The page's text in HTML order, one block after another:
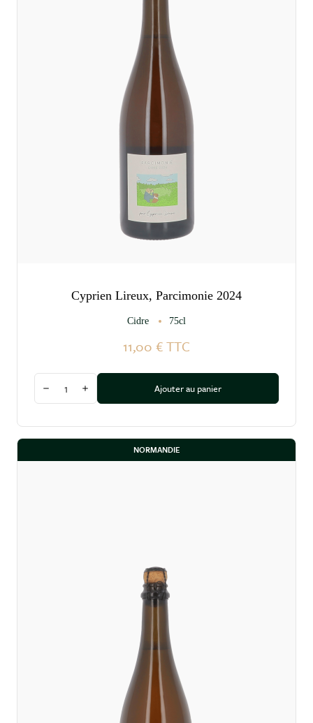
Cyprien Lireux, Parcimonie 2024
Cidre 75cl
11,00 €TTC
Quantité
Diminuer la quantité
Augmenter la quantitéAjouter au panier
NORMANDIE